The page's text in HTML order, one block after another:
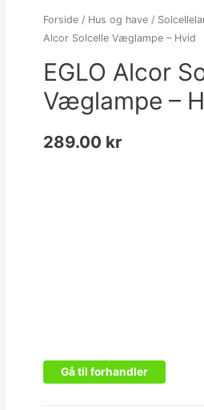
Forside/ Hus og have/
Alcor Solcelle Væglampe – Hvid
EGLO Alcor
Væglampe –
289.00 kr
Gå til forhandler